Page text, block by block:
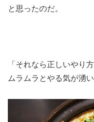
と思ったのだ。
「それなら正しいやり
ムラムラとやる気が湧い